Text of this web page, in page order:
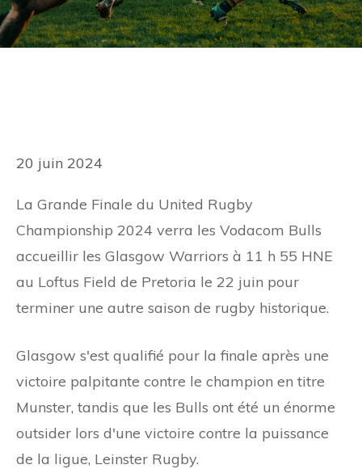
20 juin 2024
La Grande Finale du United Rugby
Championship 2024 verra les Vodacom Bulls
accueillir les Glasgow Warriors à 11 h 55 HNE
au Loftus Field de Pretoria le 22 juin pour
terminer une autre saison de rugby historique.
Glasgow s'est qualifié pour la finale après une
victoire palpitante contre le champion en titre
Munster, tandis que les Bulls ont été un énorme
outsider lors d'une victoire contre la puissance
de la ligue, Leinster Rugby.